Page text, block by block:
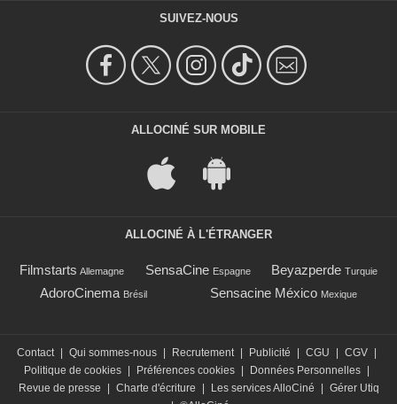
SUIVEZ-NOUS
ALLOCINÉ SUR MOBILE
ALLOCINÉ À L'ÉTRANGER
Filmstarts Allemagne SensaCine Espagne Beyazperde Turquie
AdoroCinema Brésil Sensacine México Mexique
Contact Qui sommes-nous Recrutement Publicité CGU CGV
Politique de cookies
Préférences cookies Données Personnelles
Revue de presse
Charte d'écriture Les services AlloCiné
Gérer Utiq